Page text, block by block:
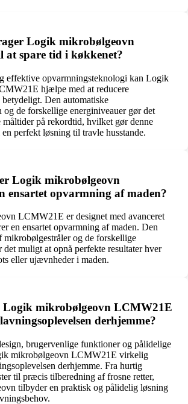
Logik mikrobølgeovn
spare tid i køkkenet?
effektive opvarmningsteknologi kan Logik
hjælpe med at reducere
Den automatiske
de forskellige energiniveauer gør det
måltider på rekordtid, hvilket gør denne
perfekt løsning til travle husstande.
Logik mikrobølgeovn
ensartet opvarmning af maden?
LCMW21E er designet med avanceret
en ensartet opvarmning af maden. Den
og de forskellige
det muligt at opnå perfekte resultater hver
eller ujævnheder i maden.
mikrobølgeovn LCMW21E
derhjemme?
brugervenlige funktioner og pålidelige
mikrobølgeovn LCMW21E virkelig
derhjemme. Fra hurtig
til præcis tilberedning af frosne retter,
tilbyder en praktisk og pålidelig løsning